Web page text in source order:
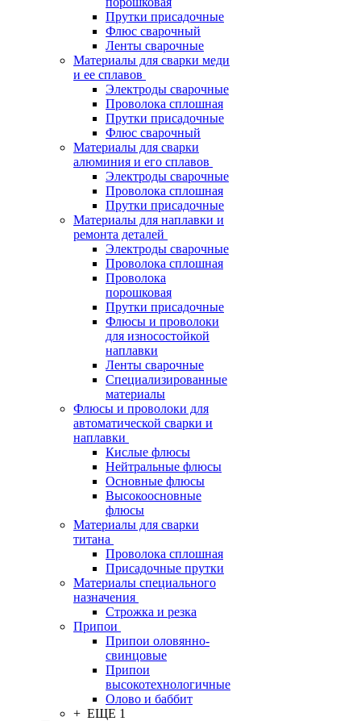
Прутки присадочные
Флюс сварочный
Ленты сварочные
Материалы для сварки меди
и ее сплавов
Электроды сварочные
Проволока сплошная
Прутки присадочные
Флюс сварочный
Материалы для сварки
алюминия и его сплавов
Электроды сварочные
Проволока сплошная
Прутки присадочные
Материалы для наплавки и
ремонта деталей
Электроды сварочные
Проволока сплошная
Проволока
порошковая
Прутки присадочные
Флюсы и проволоки
для износостойкой
наплавки
Ленты сварочные
Специализированные
материалы
Флюсы и проволоки для
автоматической сварки и
наплавки
Кислые флюсы
Нейтральные флюсы
Основные флюсы
Высокоосновные
флюсы
Материалы для сварки
титана
Проволока сплошная
Присадочные прутки
Материалы специального
назначения
Строжка и резка
Припои
Припои оловянно-
свинцовые
Припои
высокотехнологичные
Олово и баббит
+ ЕЩЕ 1